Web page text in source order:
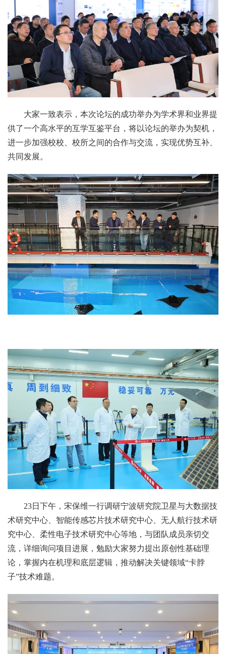
大家一致表示，本次论坛的成功举办为学术界和业界提
供了一个高水平的互学互鉴平台，将以论坛的举办为契机，
进一步加强校校、校所之间的合作与交流，实现优势互补、
共同发展。
23日下午，宋保维一行调研宁波研究院卫星与大数据技
术研究中心、智能传感芯片技术研究中心、无人航行技术研
究中心、柔性电子技术研究中心等地，与团队成员亲切交
流，详细询问项目进展，勉励大家努力提出原创性基础理
论，掌握内在机理和底层逻辑，推动解决关键领域“卡脖
子”技术难题。